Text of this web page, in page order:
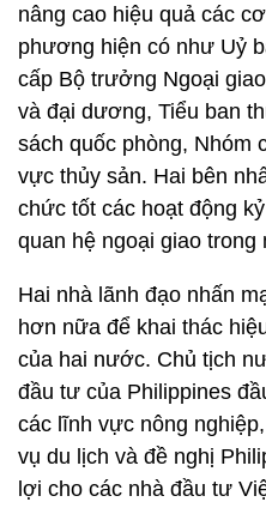
nâng cao hiệu quả các
phương hiện có như Uỷ
cấp Bộ trưởng Ngoại
và đại dương, Tiểu ban
sách quốc phòng, Nhóm
vực thủy sản. Hai bên
chức tốt các hoạt động
quan hệ ngoại giao trong
Hai nhà lãnh đạo nhấn
hơn nữa để khai thác
của hai nước. Chủ tịch
đầu tư của Philippines
các lĩnh vực nông
vụ du lịch và đề nghị
lợi cho các nhà đầu tư